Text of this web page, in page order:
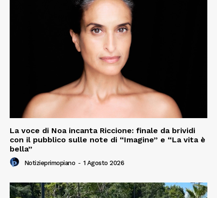
La voce di Noa incanta Riccione: finale da brividi
con il pubblico sulle note di “Imagine” e “La vita è
bella”
Notizieprimopiano - 1 Agosto 2026